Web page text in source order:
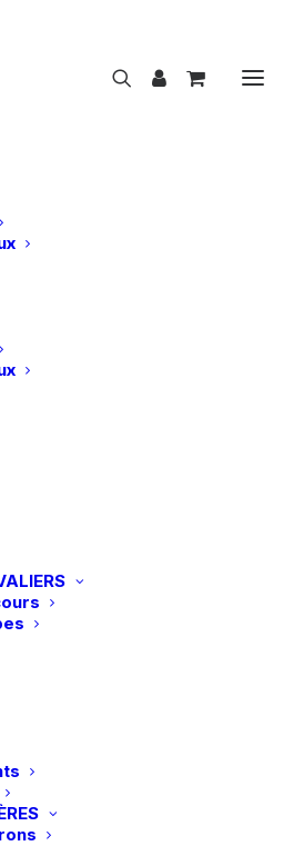
Chloe Full Grip – Blanc
| Pantalon Chloe Full Grip – Blanc